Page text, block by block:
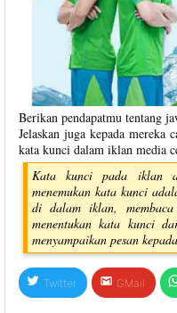
Berikan pendapatmu tentang
Jelaskan juga kepada mereka
kata kunci dalam iklan media
Kata kunci pada iklan
menemukan kata kunci
di dalam iklan,
menentukan kata kunci
menyampaikan pesan
Twitter GMail